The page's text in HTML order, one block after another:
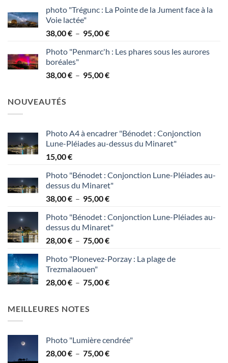
prix :
à
photo "Trégunc : La Pointe de la Jument face à la
Voie lactée"
38,00€ – 95,00€Plage
prix :
à
Photo "Penmarc'h : Les phares sous les aurores
boréales"
38,00€ – 95,00€Plage
NOUVEAUTÉS
Photo A4 à encadrer "Bénodet : Conjonction
Lune-Pléiades au-dessus du Minaret"
15,00€
Photo "Bénodet : Conjonction Lune-Pléiades au-
dessus du Minaret"
38,00€ – 95,00€Plage
prix :
38,00 €
à
Photo "Bénodet : Conjonction Lune-Pléiades au-
dessus du Minaret"
28,00€ – 75,00€Plage
prix :
à
Photo "Plonevez-Porzay : La plage de
Trezmalaouen"
28,00€ – 75,00€Plage
MEILLEURES NOTES
Photo "Lumière cendrée"
28,00€ – 75,00€Plage